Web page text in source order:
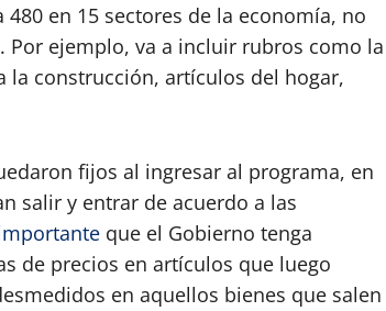
en 15 sectores de la economía, no
Por ejemplo, va a incluir rubros como la
la construcción, artículos del hogar,
fijos al ingresar al programa, en
salir y entrar de acuerdo a las
que el Gobierno tenga
de precios en artículos que luego
en aquellos bienes que salen